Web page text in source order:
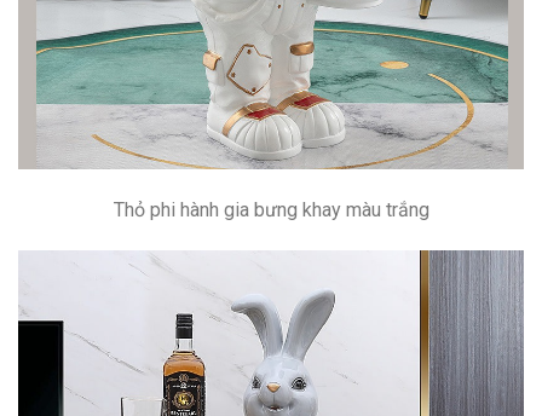
Thỏ phi hành gia bưng khay màu trắng